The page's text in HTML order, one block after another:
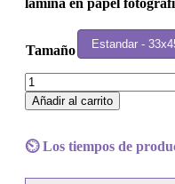
lámina en papel
Tamaño Estandar -
Cuadro
Mariah
Carey
Mariah
cantidad
Añadir al carrito
⏲️ Los tiempos de